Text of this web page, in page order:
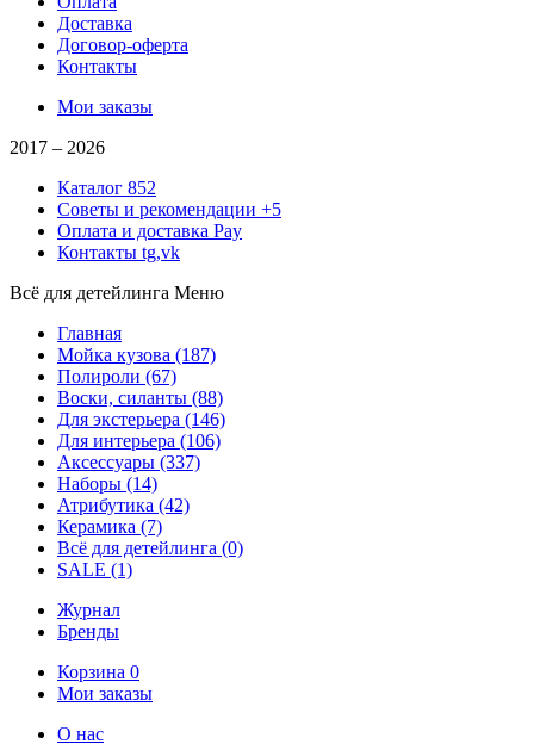
Доставка
Договор-оферта
Контакты
Мои заказы
2017 – 2026
Каталог 852
Советы и рекомендации +5
Оплата и доставка Pay
Контакты tg,vk
Всё для детейлинга Меню
Главная
Мойка кузова (187)
Полироли (67)
Воски, силанты (88)
Для экстерьера (146)
Для интерьера (106)
Аксессуары (337)
Наборы (14)
Атрибутика (42)
Керамика (7)
Всё для детейлинга (0)
SALE (1)
Журнал
Бренды
Корзина 0
Мои заказы
О нас